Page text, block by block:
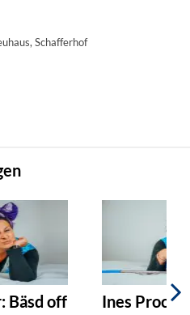
Schafferhof
Bäsd off
Ines